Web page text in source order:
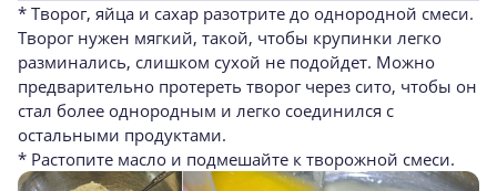
* Творог, яйца и сахар разотрите до однородной смеси.
Творог нужен мягкий, такой, чтобы крупинки легко
разминались, слишком сухой не подойдет. Можно
предварительно протереть творог через сито, чтобы он
стал более однородным и легко соединился с
остальными продуктами.
* Растопите масло и подмешайте к творожной смеси.